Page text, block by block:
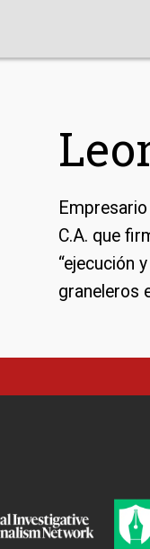
C.A. que
“ejecución
graneleros